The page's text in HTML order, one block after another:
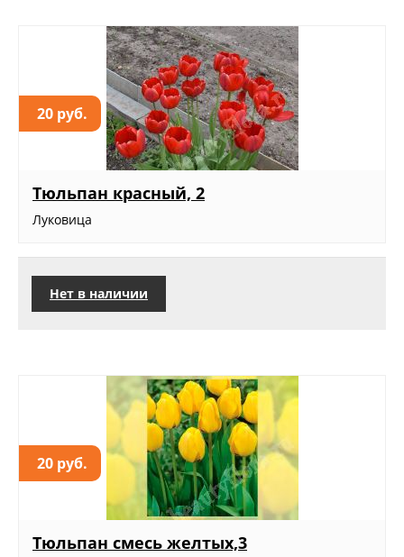
20 руб.
Тюльпан красный, 2
Луковица
Нет в наличии
20 руб.
Тюльпан смесь желтых,3